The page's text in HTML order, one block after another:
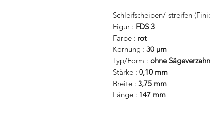
Schleifscheiben/-streifen
Figur : FDS 3
Farbe : rot
Körnung : 30 µm
Typ/Form : ohne
Stärke : 0,10 mm
Breite : 3,75 mm
Länge : 147 mm